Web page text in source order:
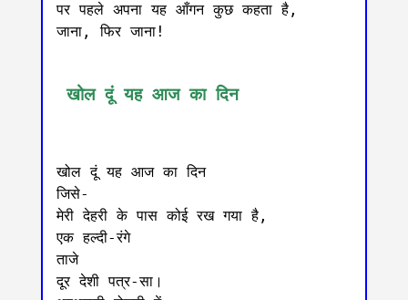
पर पहले अपना यह आँगन कुछ कहता है,
जाना, फिर जाना!
खोल दूं यह आज का दिन
खोल दूं यह आज का दिन
जिसे-
मेरी देहरी के पास कोई रख गया है,
एक हल्दी-रंगे
ताजे
दूर देशी पत्र-सा।